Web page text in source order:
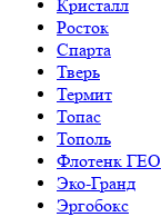
Кристалл
Росток
Спарта
Тверь
Термит
Топас
Тополь
Флотенк ГЕО
Эко-Гранд
Эргобокс